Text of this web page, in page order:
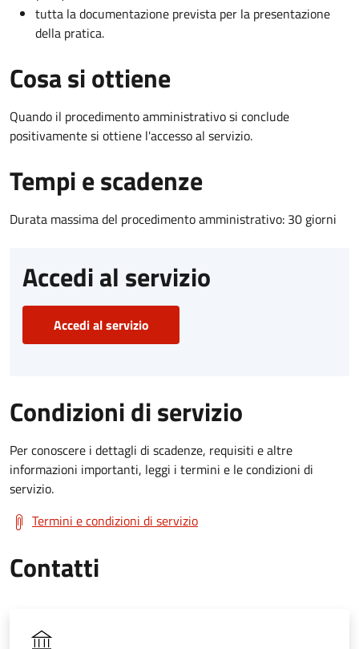
tutta la documentazione prevista per la presentazione
della pratica.
Cosa si ottiene
Quando il procedimento amministrativo si conclude
positivamente si ottiene l'accesso al servizio.
Tempi e scadenze
Durata massima del procedimento amministrativo: 30 giorni
Accedi al servizio
Accedi al servizio
Condizioni di servizio
Per conoscere i dettagli di scadenze, requisiti e altre
informazioni importanti, leggi i termini e le condizioni di
servizio.
Termini e condizioni di servizio
Contatti